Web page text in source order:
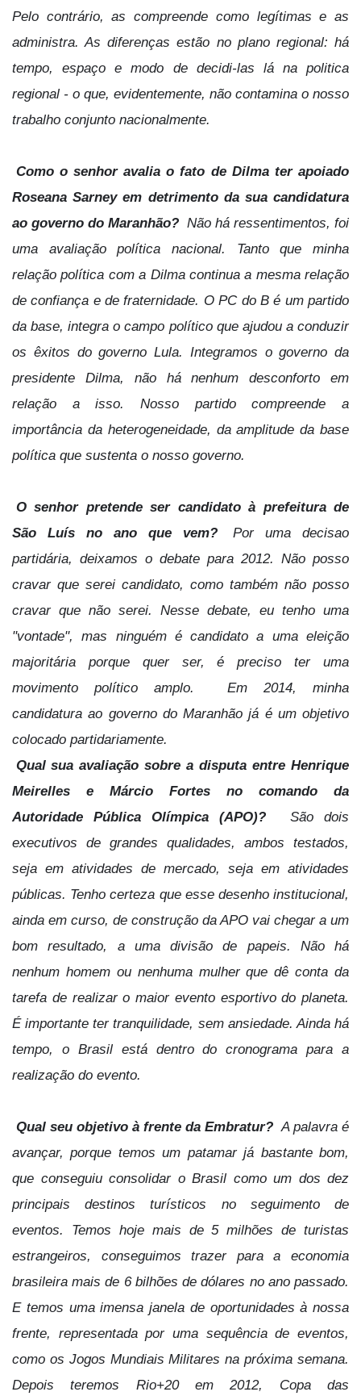
Pelo contrário, as compreende como legítimas e as
administra. As diferenças estão no plano regional: há
tempo, espaço e modo de decidi-las lá na politica
regional - o que, evidentemente, não contamina o nosso
trabalho conjunto nacionalmente.
Como o senhor avalia o fato de Dilma ter apoiado
Roseana Sarney em detrimento da sua candidatura
ao governo do Maranhão? Não há ressentimentos, foi
uma avaliação política nacional. Tanto que minha
relação política com a Dilma continua a mesma relação
de confiança e de fraternidade. O PC do B é um partido
da base, integra o campo político que ajudou a conduzir
os êxitos do governo Lula. Integramos o governo da
presidente Dilma, não há nenhum desconforto em
relação a isso. Nosso partido compreende a
importância da heterogeneidade, da amplitude da base
política que sustenta o nosso governo.
O senhor pretende ser candidato à prefeitura de
São Luís no ano que vem?
Por uma decisao
partidária, deixamos o debate para 2012. Não posso
cravar que serei candidato, como também não posso
cravar que não serei. Nesse debate, eu tenho uma
"vontade", mas ninguém é candidato a uma eleição
majoritária porque quer ser, é preciso ter uma
movimento político amplo. Em 2014, minha
candidatura ao governo do Maranhão já é um objetivo
colocado partidariamente.
Qual sua avaliação sobre a disputa entre Henrique
Meirelles e Márcio Fortes no comando da
Autoridade Pública Olímpica (APO)?
São dois
executivos de grandes qualidades, ambos testados,
seja em atividades de mercado, seja em atividades
públicas. Tenho certeza que esse desenho institucional,
ainda em curso, de construção da APO vai chegar a um
bom resultado, a uma divisão de papeis. Não há
nenhum homem ou nenhuma mulher que dê conta da
tarefa de realizar o maior evento esportivo do planeta.
É importante ter tranquilidade, sem ansiedade. Ainda há
tempo, o Brasil está dentro do cronograma para a
realização do evento.
Qual seu objetivo à frente da Embratur? A palavra é
avançar, porque temos um patamar já bastante bom,
que conseguiu consolidar o Brasil como um dos dez
principais destinos turísticos no seguimento de
eventos. Temos hoje mais de 5 milhões de turistas
estrangeiros, conseguimos trazer para a economia
brasileira mais de 6 bilhões de dólares no ano passado.
E temos uma imensa janela de oportunidades à nossa
frente, representada por uma sequência de eventos,
como os Jogos Mundiais Militares na próxima semana.
Depois teremos Rio+20 em 2012, Copa das